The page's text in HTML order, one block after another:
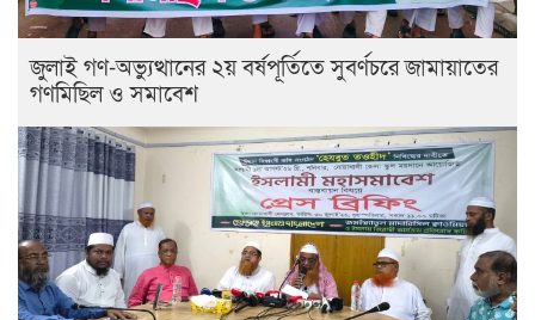
জুলাই গণ-অভ্যুত্থানের ২য় বর্ষপূর্তিতে সুবর্ণচরে জামায়াতের
গণমিছিল ও সমাবেশ